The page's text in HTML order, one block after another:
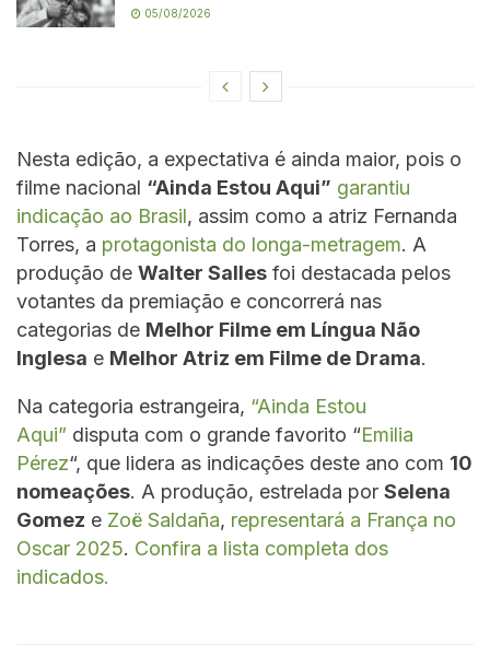
05/08/2026
Nesta edição, a expectativa é ainda maior, pois o
filme nacional “Ainda Estou Aqui” garantiu
indicação ao Brasil, assim como a atriz Fernanda
Torres, a protagonista do longa-metragem. A
produção de Walter Salles foi destacada pelos
votantes da premiação e concorrerá nas
categorias de Melhor Filme em Língua Não
Inglesa e Melhor Atriz em Filme de Drama.
Na categoria estrangeira, “Ainda Estou
Aqui” disputa com o grande favorito “Emilia
Pérez“, que lidera as indicações deste ano com 10
nomeações. A produção, estrelada por Selena
Gomez e Zoë Saldaña, representará a França no
Oscar 2025. Confira a lista completa dos
indicados.